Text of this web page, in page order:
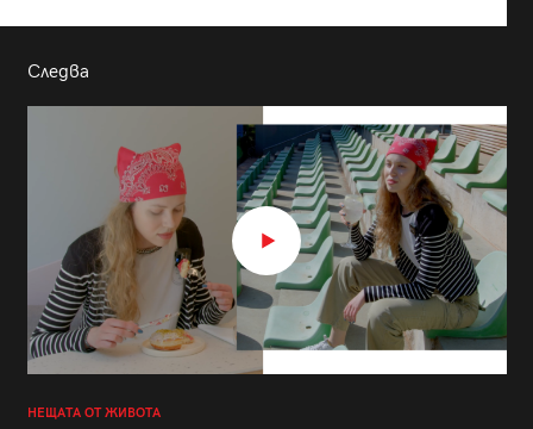
Следва
НЕЩАТА ОТ ЖИВОТА